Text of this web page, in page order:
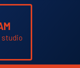
studio